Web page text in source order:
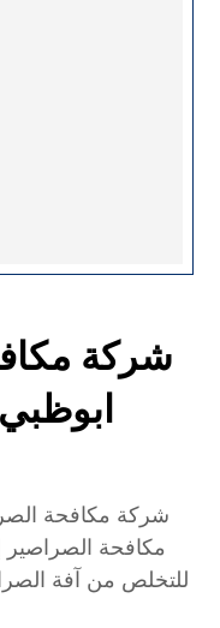
شركة
ابوظبي
شركة مكافحة
مكافحة الصراصير
للتخلص من آفة